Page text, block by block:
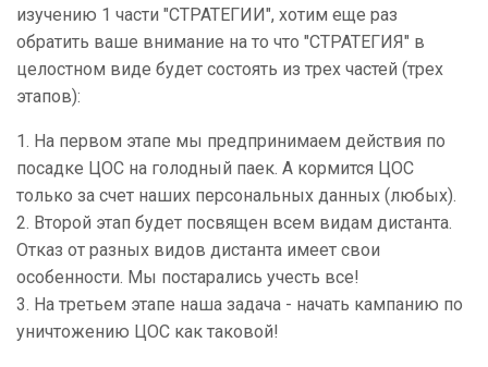
изучению 1 части "СТРАТЕГИИ", хотим еще раз
обратить ваше внимание на то что "СТРАТЕГИЯ" в
целостном виде будет состоять из трех частей (трех
этапов):
1. На первом этапе мы предпринимаем действия по
посадке ЦОС на голодный паек. А кормится ЦОС
только за счет наших персональных данных (любых).
2. Второй этап будет посвящен всем видам дистанта.
Отказ от разных видов дистанта имеет свои
особенности. Мы постарались учесть все!
3. На третьем этапе наша задача - начать кампанию по
уничтожению ЦОС как таковой!